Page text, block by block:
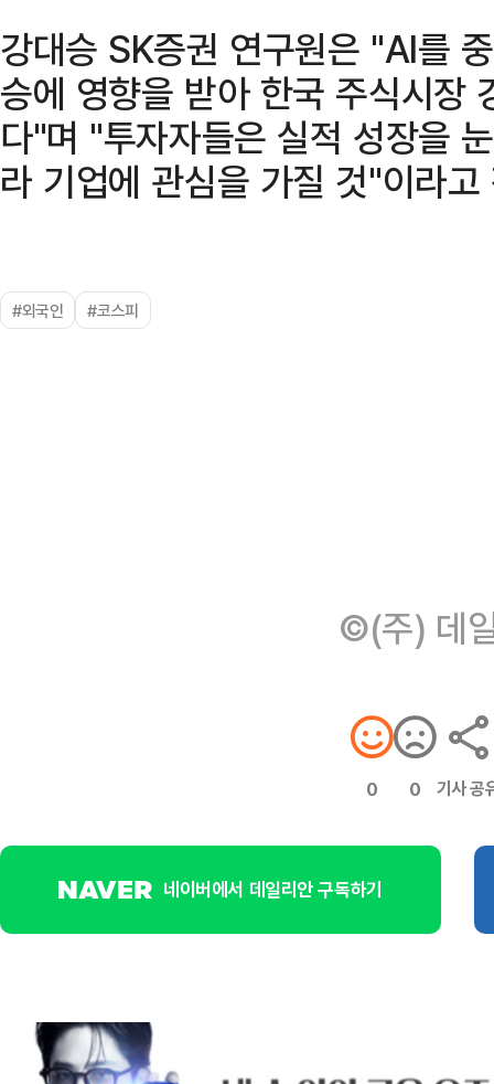
강대승 SK증권 연구원은 "AI를
승에 영향을 받아 한국 주식시장
다"며 "투자자들은 실적 성장을
라 기업에 관심을 가질 것"이라고
#외국인 #코스피
©(주) 데
0 0 기사 공
네이버에서 데일리안 구독하기